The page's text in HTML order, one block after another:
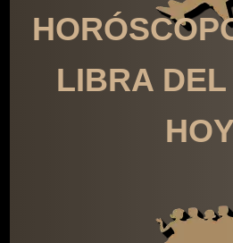
LIBRA
HOY